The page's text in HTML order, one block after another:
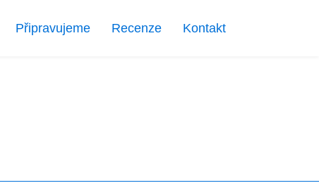
Připravujeme Recenze Kontakt